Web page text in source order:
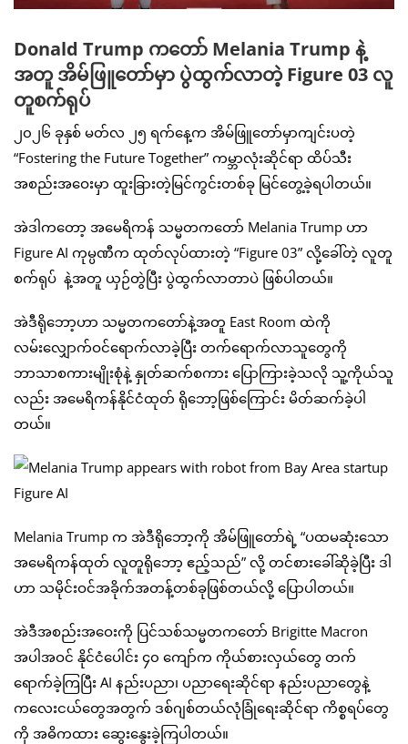
Donald Trump ကတော် Melania Trump နဲ့
အတူ အိမ်ဖြူတော်မှာ ပွဲထွက်လာတဲ့ Figure 03 လူ
တူစက်ရုပ်
၂၀၂၆ ခုနှစ် မတ်လ ၂၅ ရက်နေ့က အိမ်ဖြူတော်မှာကျင်းပတဲ့
“Fostering the Future Together” ကမ္ဘာလုံးဆိုင်ရာ ထိပ်သီး
အစည်းအဝေးမှာ ထူးခြားတဲ့မြင်ကွင်းတစ်ခု မြင်တွေ့ခဲ့ရပါတယ်။
အဲဒါကတော့ အမေရိကန် သမ္မတကတော် Melania Trump ဟာ
Figure AI ကုမ္ပဏီက ထုတ်လုပ်ထားတဲ့ “Figure 03” လို့ခေါ်တဲ့ လူတူ
စက်ရုပ် နဲ့အတူ ယှဉ်တွဲပြီး ပွဲထွက်လာတာပဲ ဖြစ်ပါတယ်။
အဲဒီရိုဘော့ဟာ သမ္မတကတော်နဲ့အတူ East Room ထဲကို
လမ်းလျှောက်ဝင်ရောက်လာခဲ့ပြီး တက်ရောက်လာသူတွေကို
ဘာသာစကားမျိုးစုံနဲ့ နှုတ်ဆက်စကား ပြောကြားခဲ့သလို သူ့ကိုယ်သူ
လည်း အမေရိကန်နိုင်ငံထုတ် ရိုဘော့ဖြစ်ကြောင်း မိတ်ဆက်ခဲ့ပါ
တယ်။
Melania Trump က အဲဒီရိုဘော့ကို အိမ်ဖြူတော်ရဲ့ “ပထမဆုံးသော
အမေရိကန်ထုတ် လူတူရိုဘော့ ဧည့်သည်” လို့ တင်စားခေါ်ဆိုခဲ့ပြီး ဒါ
ဟာ သမိုင်းဝင်အခိုက်အတန့်တစ်ခုဖြစ်တယ်လို့ ပြောပါတယ်။
အဲဒီအစည်းအဝေးကို ပြင်သစ်သမ္မတကတော် Brigitte Macron
အပါအဝင် နိုင်ငံပေါင်း ၄၀ ကျော်က ကိုယ်စားလှယ်တွေ တက်
ရောက်ခဲ့ကြပြီး AI နည်းပညာ၊ ပညာရေးဆိုင်ရာ နည်းပညာတွေနဲ့
ကလေးငယ်တွေအတွက် ဒစ်ဂျစ်တယ်လုံခြုံရေးဆိုင်ရာ ကိစ္စရပ်တွေ
ကို အဓိကထား ဆွေးနွေးခဲ့ကြပါတယ်။